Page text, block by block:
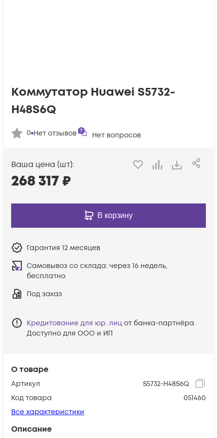
О товаре
Артикул
S5732-H48S6Q
Код товара
051460
Все характеристики
Описание
Коммутатор Huawei S5732-
H48S6Q
0 Нет отзывов Нет вопросов
Ваша цена (шт):
268 317₽
В корзину
Гарантия 12 месяцев
Самовывоз со склада: через 16 недель,
бесплатно
Под заказ
Кредитование для юр. лиц от банка-партнёра.
Доступно для ООО и ИП